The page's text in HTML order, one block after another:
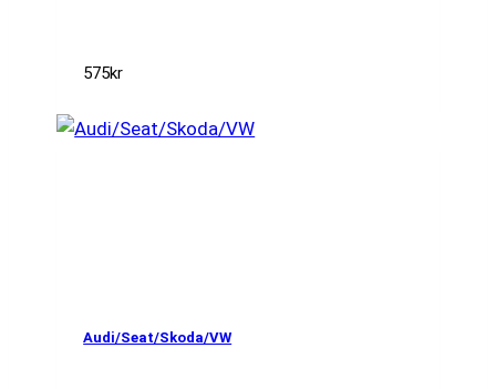
575kr
Audi/Seat/Skoda/VW